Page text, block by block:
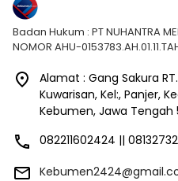
Badan Hukum : PT NUHANTRA
NOMOR AHU-
Alamat : Gang Sakura
Kuwarisan, Kel:, Panjer,
Kebumen, Jawa Tengah
082211602424 ||